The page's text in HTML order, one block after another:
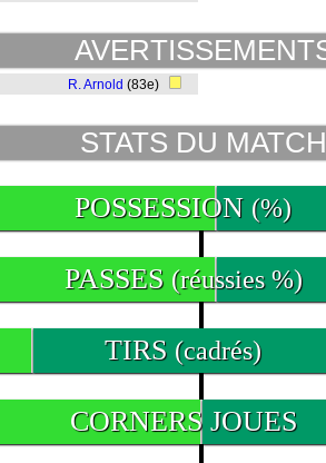
R. Arnold (83e)
STATS DU MATCH
POSSESSION (%)
PASSES (réussies %)
TIRS (cadrés)
CORNERS JOUES